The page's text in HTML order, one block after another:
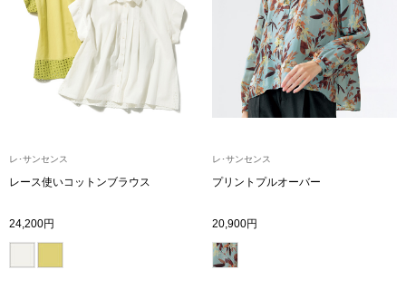
パンツ／スラ
ショート･クロ
その他
レ･サンセンス
レース使いコットンブラウス
24,200円
レ･サンセンス
プリントプルオーバー
20,900円